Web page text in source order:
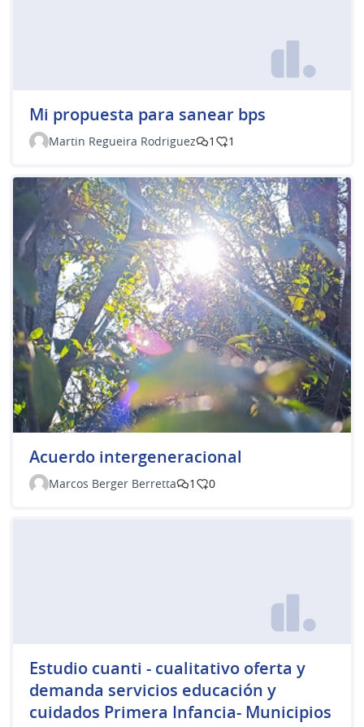
Mi propuesta para sanear bps
Martin Regueira Rodriguez 1 1
Acuerdo intergeneracional
Marcos Berger Berretta 1 0
Estudio cuanti - cualitativo oferta y
demanda servicios educación y
cuidados Primera Infancia- Municipios